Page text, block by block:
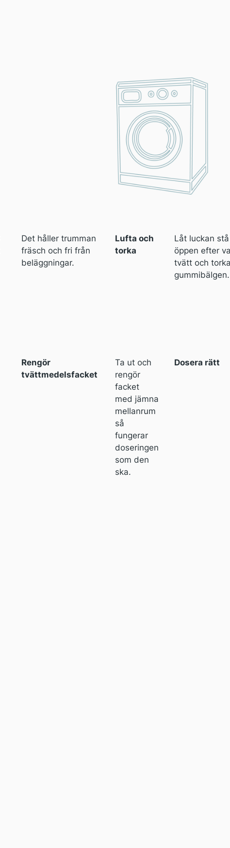
Det håller trumman
fräsch och fri från
beläggningar.
Lufta och
torka
Låt luckan stå
öppen efter
tvätt och
gummibälgen.
Rengör
tvättmedelsfacket
Ta ut och
rengör
facket
med jämna
mellanrum
så
fungerar
doseringen
som den
ska.
Dosera rätt